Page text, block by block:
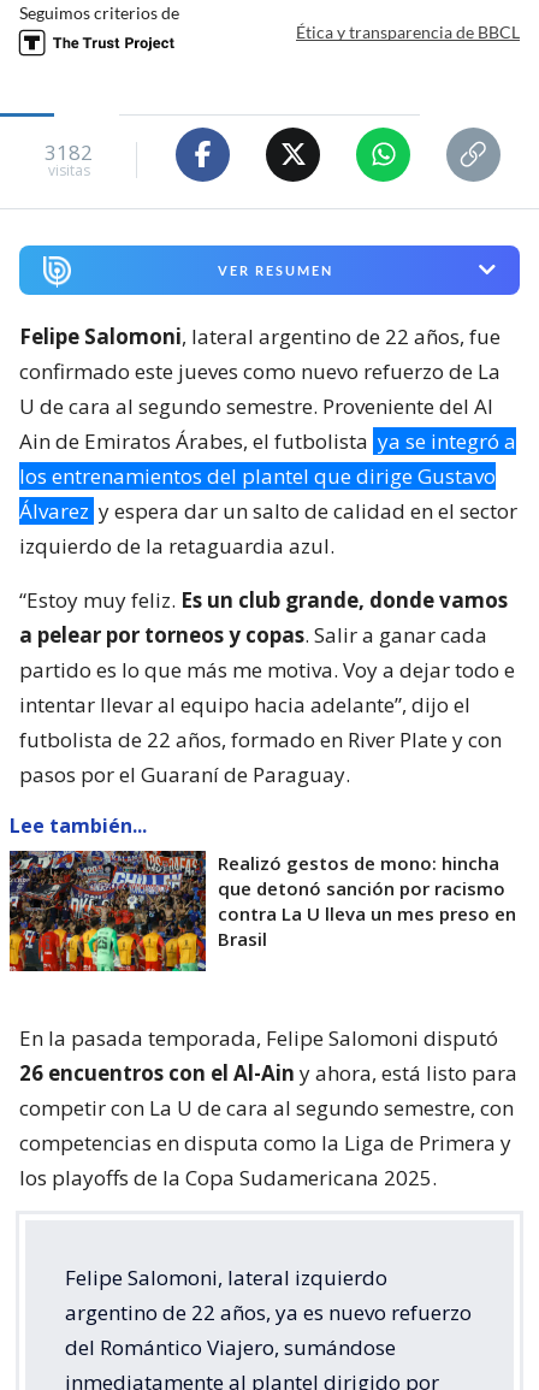
Seguimos criterios de
Ética y transparencia de BBCL
3182
visitas
VER RESUMEN
Felipe Salomoni, lateral argentino de 22 años, fue
confirmado este jueves como nuevo refuerzo de La
U de cara al segundo semestre. Proveniente del Al
Ain de Emiratos Árabes, el futbolista ya se integró a
los entrenamientos del plantel que dirige Gustavo
Álvarez y espera dar un salto de calidad en el sector
izquierdo de la retaguardia azul.
“Estoy muy feliz. Es un club grande, donde vamos
a pelear por torneos y copas. Salir a ganar cada
partido es lo que más me motiva. Voy a dejar todo e
intentar llevar al equipo hacia adelante”, dijo el
futbolista de 22 años, formado en River Plate y con
pasos por el Guaraní de Paraguay.
Lee también...
Realizó gestos de mono: hincha
que detonó sanción por racismo
contra La U lleva un mes preso en
Brasil
En la pasada temporada, Felipe Salomoni disputó
26 encuentros con el Al-Ain y ahora, está listo para
competir con La U de cara al segundo semestre, con
competencias en disputa como la Liga de Primera y
los playoffs de la Copa Sudamericana 2025.
Felipe Salomoni, lateral izquierdo
argentino de 22 años, ya es nuevo refuerzo
del Romántico Viajero, sumándose
inmediatamente al plantel dirigido por